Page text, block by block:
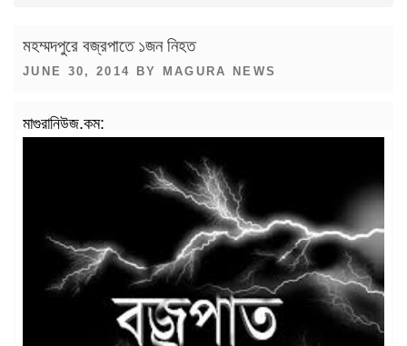
মহম্মদপুরে বজ্রপাতে ১জন নিহত
POSTED
JUNE 30, 2014 BY MAGURA NEWS
মাগুরানিউজ.কম: